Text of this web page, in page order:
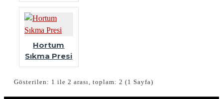
Hortum
Sıkma Presi
Gösterilen: 1 ile 2 arası, toplam: 2 (1 Sayfa)